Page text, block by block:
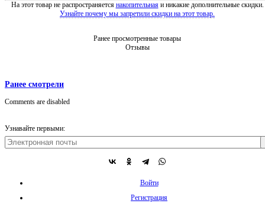
На этот товар не распространяется накопительнаяи никакие дополнительные скидки.
Узнайте почему мы запретили скидки на этот товар.
Ранее просмотренные товары
Отзывы
Ранее смотрели
Comments are disabled
Узнавайте первыми:
Войти
Регистрация